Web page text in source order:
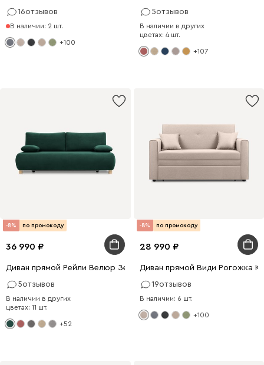
16отзывов
В наличии: 2 шт.
+100
5отзывов
В наличии в других
цветах: 4 шт.
+107
-8% по промокоду
36 990
Диван прямой Рейли Велюр Зеленый
5отзывов
В наличии в других
цветах: 11 шт.
+52
-8% по промокоду
28 990
Диван прямой Види Рогожка
19отзывов
В наличии: 6 шт.
+100